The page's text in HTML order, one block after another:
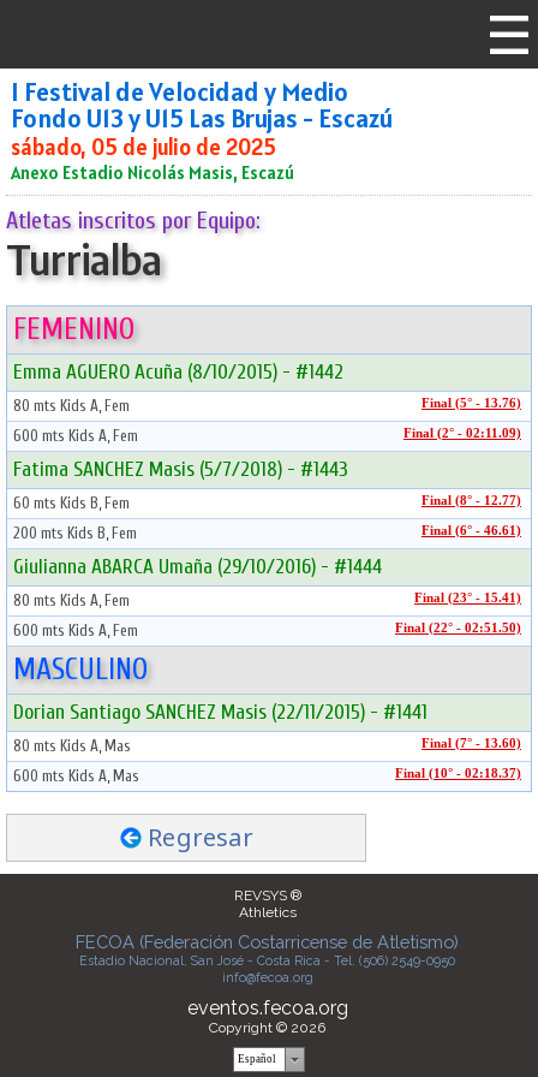
I Festival de Velocidad y Medio
Fondo U13 y U15 Las Brujas - Escazú
sábado, 05 de julio de 2025
Anexo Estadio Nicolás Masis, Escazú
Atletas inscritos por Equipo:
Turrialba
FEMENINO
Emma AGUERO Acuña (8/10/2015) - #1442
80 mts Kids A, Fem Final (5° - 13.76)
600 mts Kids A, Fem Final (2° - 02:11.09)
Fatima SANCHEZ Masis (5/7/2018) - #1443
60 mts Kids B, Fem Final (8° - 12.77)
200 mts Kids B, Fem Final (6° - 46.61)
Giulianna ABARCA Umaña (29/10/2016) - #1444
80 mts Kids A, Fem Final (23° - 15.41)
600 mts Kids A, Fem Final (22° - 02:51.50)
MASCULINO
Dorian Santiago SANCHEZ Masis (22/11/2015) - #1441
80 mts Kids A, Mas Final (7° - 13.60)
600 mts Kids A, Mas Final (10° - 02:18.37)
Regresar
REVSYS ®
Athletics
FECOA (Federación Costarricense de Atletismo)
Estadio Nacional, San José - Costa Rica - Tel. (506) 2549-0950
info@fecoa.org
eventos.fecoa.org
Copyright © 2026